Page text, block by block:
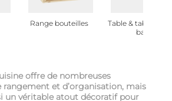
Range bouteilles
Table & tabouret
bar
offre de nombreuses
rangement et d’organisation, mais
un véritable atout décoratif pour